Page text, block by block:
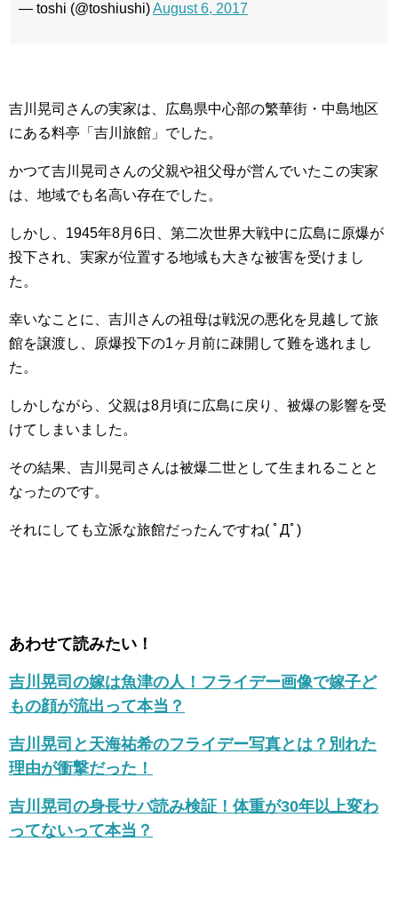
— toshi (@toshiushi)August 6, 2017
吉川晃司さんの実家は、広島県中心部の繁華街・中島地区
にある料亭「吉川旅館」でした。
かつて吉川晃司さんの父親や祖父母が営んでいたこの実家
は、地域でも名高い存在でした。
しかし、1945年8月6日、第二次世界大戦中に広島に原爆が
投下され、実家が位置する地域も大きな被害を受けまし
た。
幸いなことに、吉川さんの祖母は戦況の悪化を見越して旅
館を譲渡し、原爆投下の1ヶ月前に疎開して難を逃れまし
た。
しかしながら、父親は8月頃に広島に戻り、被爆の影響を受
けてしまいました。
その結果、吉川晃司さんは被爆二世として生まれることと
なったのです。
それにしても立派な旅館だったんですね( ﾟДﾟ)
あわせて読みたい！
吉川晃司の嫁は魚津の人！フライデー画像で嫁子ど
もの顔が流出って本当？
吉川晃司と天海祐希のフライデー写真とは？別れた
理由が衝撃だった！
吉川晃司の身長サバ読み検証！体重が30年以上変わ
ってないって本当？